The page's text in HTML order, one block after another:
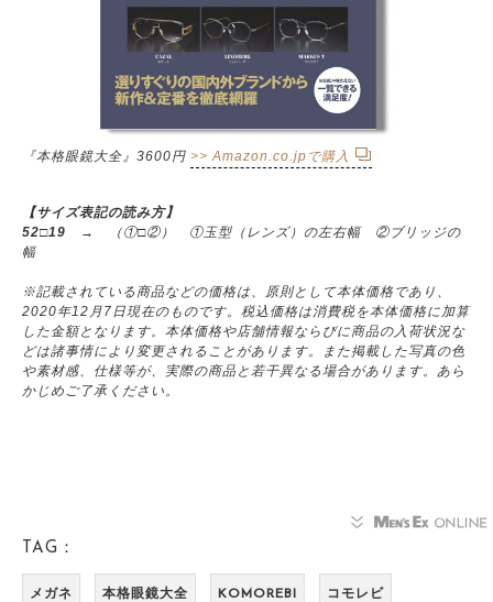
『本格眼鏡大全』3600円 >> Amazon.co.jpで購入
【サイズ表記の読み方】
52□19 → （①□②） ①玉型（レンズ）の左右幅 ②ブリッジの
幅
※記載されている商品などの価格は、原則として本体価格であり、
2020年12月7日現在のものです。税込価格は消費税を本体価格に加算
した金額となります。本体価格や店舗情報ならびに商品の入荷状況な
どは諸事情により変更されることがあります。また掲載した写真の色
や素材感、仕様等が、実際の商品と若干異なる場合があります。あら
かじめご了承ください。
TAG：
メガネ 本格眼鏡大全 KOMOREBI コモレビ